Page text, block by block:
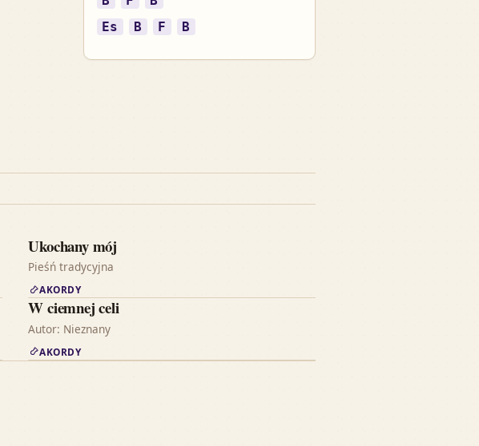
Es
B F B
Ukochany mój
Pieśń tradycyjna
AKORDY
W ciemnej celi
Autor: Nieznany
AKORDY